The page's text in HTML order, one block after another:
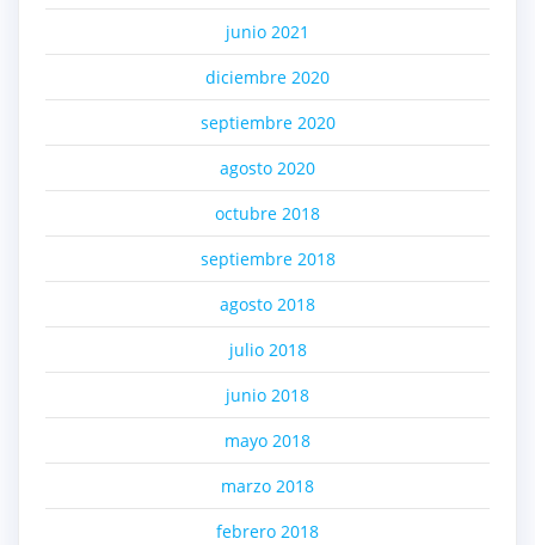
junio 2021
diciembre 2020
septiembre 2020
agosto 2020
octubre 2018
septiembre 2018
agosto 2018
julio 2018
junio 2018
mayo 2018
marzo 2018
febrero 2018